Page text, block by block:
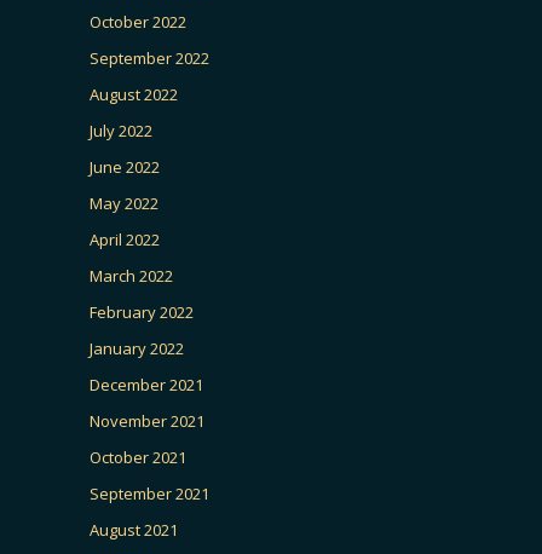
October 2022
September 2022
August 2022
July 2022
June 2022
May 2022
April 2022
March 2022
February 2022
January 2022
December 2021
November 2021
October 2021
September 2021
August 2021